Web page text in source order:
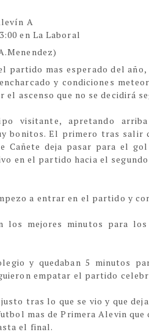
A
en La Laboral
partido mas esperado del
y condiciones
ascenso que no se decidirá
visitante, apretando
bonitos. El primero tras salir
Cañete deja pasar para el
en el partido hacia el
a entrar en el partido y
los mejores minutos para
y quedaban 5 minutos
empatar el partido
tras lo que se vio y que
mas de Primera Alevin que
el final.